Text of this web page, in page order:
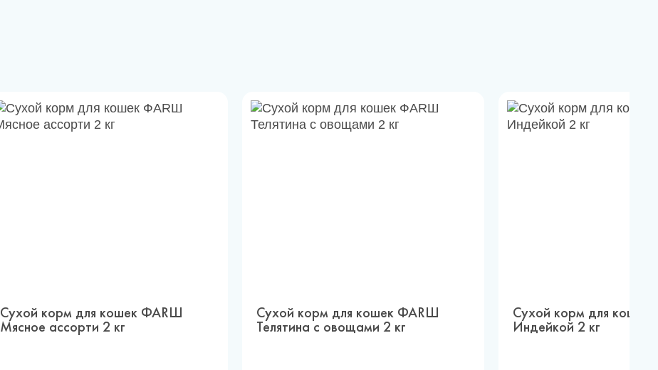
Сухой корм для кошек ФАRШ
Мясное ассорти 2 кг
Сухой корм для кошек ФАRШ
Телятина с овощами 2 кг
Сухой корм для
Индейкой 2 кг